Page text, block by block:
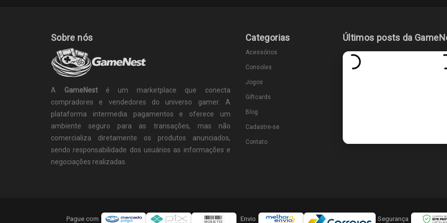
Sobre nós
A GameNest é um marketplace que conecta
compradores e vendedores do universo gamer. A
plataforma intermedia pagamentos e oferece um
ambiente seguro para as transações, mas não
comercializa diretamente os produtos anunciados,
sendo responsabilidade dos usuários as informações e
negociações realizadas.
Categorias
Acessórios
Consoles
Jogos
Giftcards
Blog
Cadastre-se
Contato
Últimos posts da
Pague com Envio Segurança